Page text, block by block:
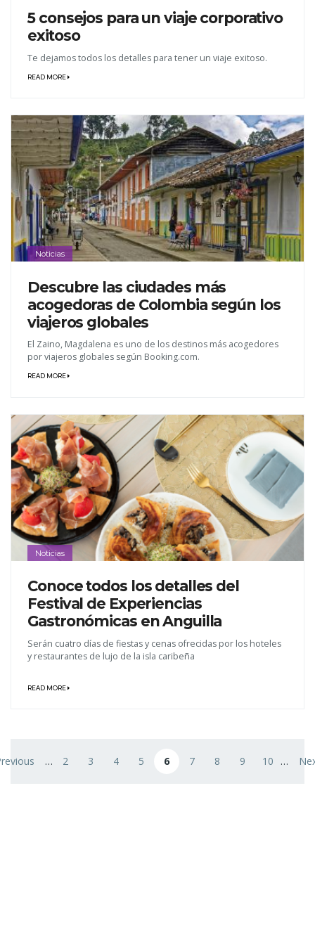
5 consejos para un viaje corporativo
exitoso
Te dejamos todos los detalles para tener un viaje exitoso.
READ MORE
Noticias
Descubre las ciudades más
acogedoras de Colombia según los
viajeros globales
El Zaino, Magdalena es uno de los destinos más acogedores
por viajeros globales según Booking.com.
READ MORE
Noticias
Conoce todos los detalles del
Festival de Experiencias
Gastronómicas en Anguilla
Serán cuatro días de fiestas y cenas ofrecidas por los hoteles
y restaurantes de lujo de la isla caribeña
READ MORE
anterior
… Página
2 Página
3 Página
4 Página
5 Página actual
6 Página
7 Página
8 Página
9 Página
10 …